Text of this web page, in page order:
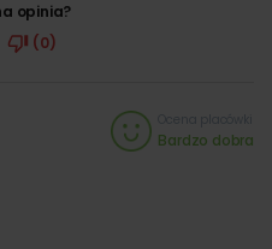
opinia?
(0)
Bardzo dobra